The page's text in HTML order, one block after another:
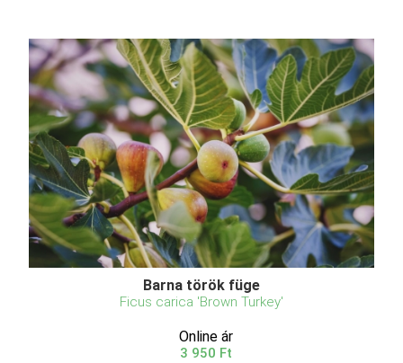
Barna török füge
Ficus carica 'Brown Turkey'
Online ár
3 950 Ft